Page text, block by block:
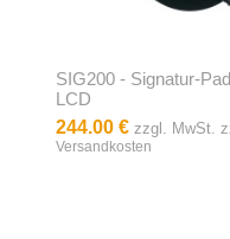
SIG200 - Signatur-
LCD
244.00 € zzgl. MwSt.
Versandkosten